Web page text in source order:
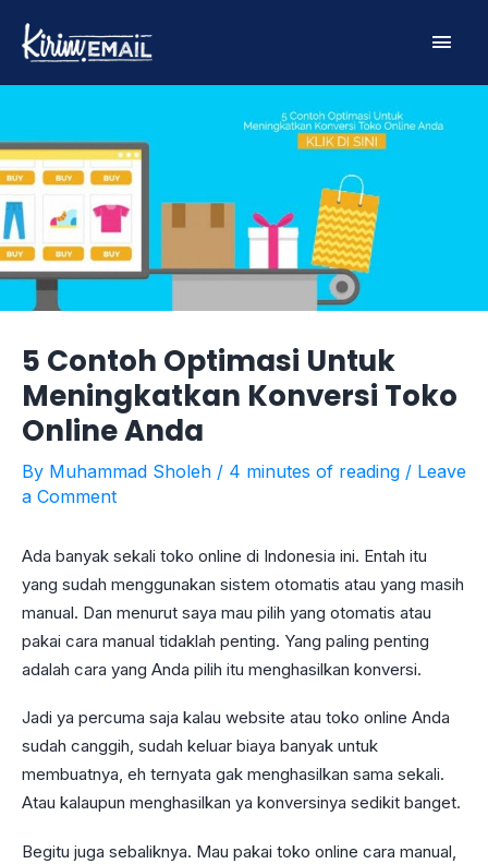
content
Main
5 Contoh Optimasi Untuk
Meningkatkan Konversi Toko
Online Anda
By Muhammad Sholeh / 4 minutes of reading / Leave
a Comment
Ada banyak sekali toko online di Indonesia ini. Entah itu
yang sudah menggunakan sistem otomatis atau yang masih
manual. Dan menurut saya mau pilih yang otomatis atau
pakai cara manual tidaklah penting. Yang paling penting
adalah cara yang Anda pilih itu menghasilkan konversi.
Jadi ya percuma saja kalau website atau toko online Anda
sudah canggih, sudah keluar biaya banyak untuk
membuatnya, eh ternyata gak menghasilkan sama sekali.
Atau kalaupun menghasilkan ya konversinya sedikit banget.
Begitu juga sebaliknya. Mau pakai toko online cara manual,